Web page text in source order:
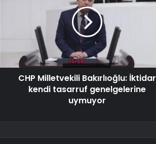
CHP Milletvekili Bakırlıoğlu: İktidar
kendi tasarruf genelgelerine
uymuyor